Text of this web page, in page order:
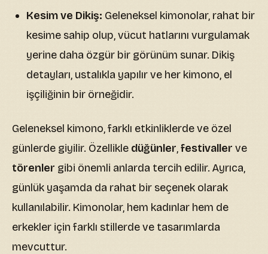
Kesim ve Dikiş: Geleneksel kimonolar, rahat bir
kesime sahip olup, vücut hatlarını vurgulamak
yerine daha özgür bir görünüm sunar. Dikiş
detayları, ustalıkla yapılır ve her kimono, el
işçiliğinin bir örneğidir.
Geleneksel kimono, farklı etkinliklerde ve özel
günlerde giyilir. Özellikle düğünler,festivaller ve
törenler gibi önemli anlarda tercih edilir. Ayrıca,
günlük yaşamda da rahat bir seçenek olarak
kullanılabilir. Kimonolar, hem kadınlar hem de
erkekler için farklı stillerde ve tasarımlarda
mevcuttur.